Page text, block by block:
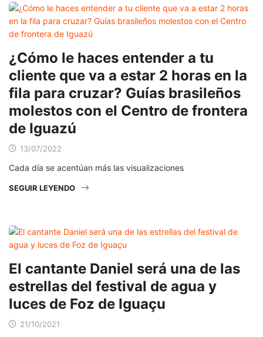
¿Cómo le haces entender a tu
cliente que va a estar 2 horas en la
fila para cruzar? Guías brasileños
molestos con el Centro de frontera
de Iguazú
13/07/2022
Cada día se acentúan más las visualizaciones
SEGUIR LEYENDO
El cantante Daniel será una de las
estrellas del festival de agua y
luces de Foz de Iguaçu
21/10/2021